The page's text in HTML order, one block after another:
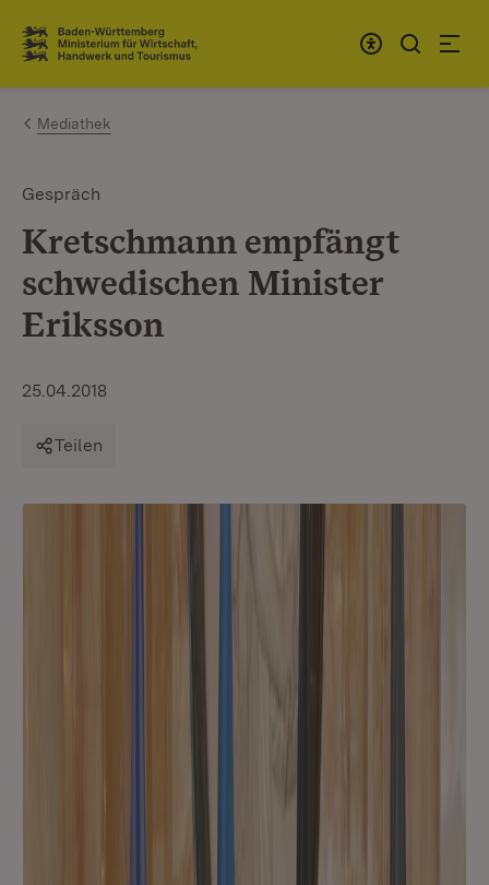
Zum Inhalt springen
Link zur Startseite
Mediathek
Gespräch
Kretschmann empfängt
schwedischen Minister
Eriksson
25.04.2018
Teilen